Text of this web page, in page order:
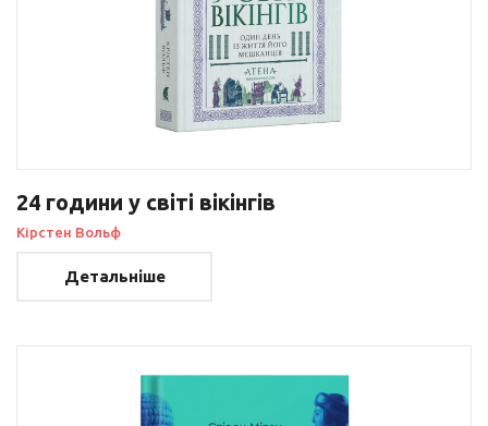
24 години у світі вікінгів
Кірстен Вольф
Детальніше